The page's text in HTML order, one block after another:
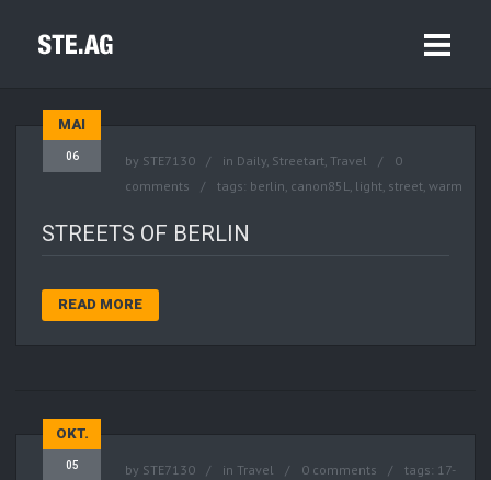
MAI
06 by STE7130 in Daily, Streetart, Travel
0
comments
tags: berlin, canon85L, light, street, warm
STREETS OF BERLIN
READ MORE
OKT.
05 by STE7130 in Travel 0 comments tags: 17-